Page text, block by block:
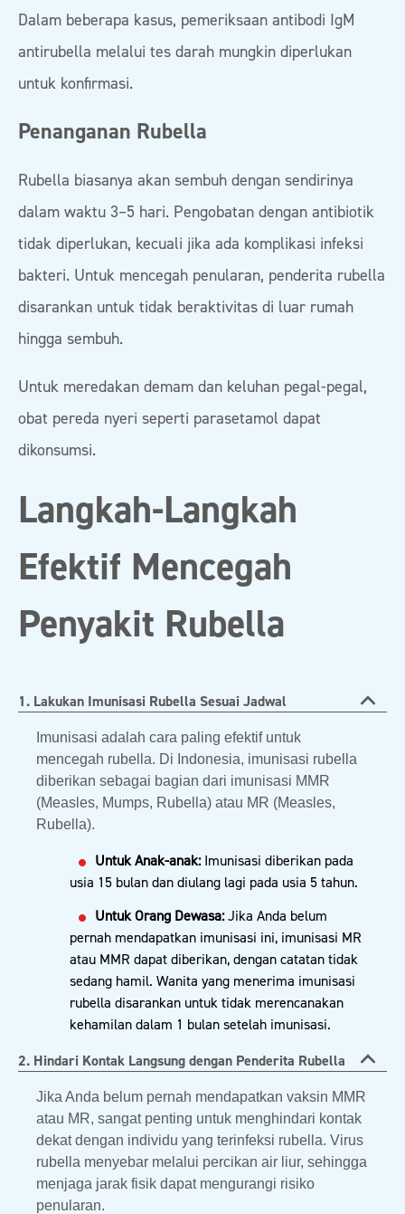
Dalam beberapa kasus, pemeriksaan antibodi IgM
antirubella melalui tes darah mungkin diperlukan
untuk konfirmasi.
Penanganan Rubella
Rubella biasanya akan sembuh dengan sendirinya
dalam waktu 3–5 hari. Pengobatan dengan antibiotik
tidak diperlukan, kecuali jika ada komplikasi infeksi
bakteri. Untuk mencegah penularan, penderita rubella
disarankan untuk tidak beraktivitas di luar rumah
hingga sembuh.
Untuk meredakan demam dan keluhan pegal-pegal,
obat pereda nyeri seperti parasetamol dapat
dikonsumsi.
Langkah-Langkah
Efektif Mencegah
Penyakit Rubella
1. Lakukan Imunisasi Rubella Sesuai Jadwal
Imunisasi adalah cara paling efektif untuk
mencegah rubella. Di Indonesia, imunisasi rubella
diberikan sebagai bagian dari imunisasi MMR
(Measles, Mumps, Rubella) atau MR (Measles,
Rubella).
Untuk Anak-anak:Imunisasi diberikan pada
usia 15 bulan dan diulang lagi pada usia 5 tahun.
Untuk Orang Dewasa:Jika Anda belum
pernah mendapatkan imunisasi ini, imunisasi MR
atau MMR dapat diberikan, dengan catatan tidak
sedang hamil. Wanita yang menerima imunisasi
rubella disarankan untuk tidak merencanakan
kehamilan dalam 1 bulan setelah imunisasi.
2. Hindari Kontak Langsung dengan Penderita Rubella
Jika Anda belum pernah mendapatkan vaksin MMR
atau MR, sangat penting untuk menghindari kontak
dekat dengan individu yang terinfeksi rubella. Virus
rubella menyebar melalui percikan air liur, sehingga
menjaga jarak fisik dapat mengurangi risiko
penularan.